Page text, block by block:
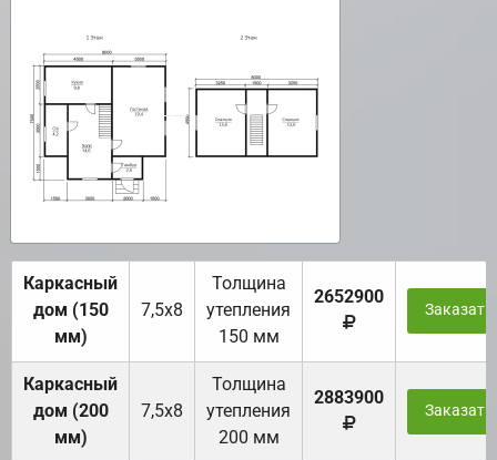
Каркасный
дом (150
мм)
7,5х8
Толщина
утепления
150 мм
2652900
Заказать
Каркасный
дом (200
мм)
7,5х8
Толщина
утепления
200 мм
2883900
Заказать